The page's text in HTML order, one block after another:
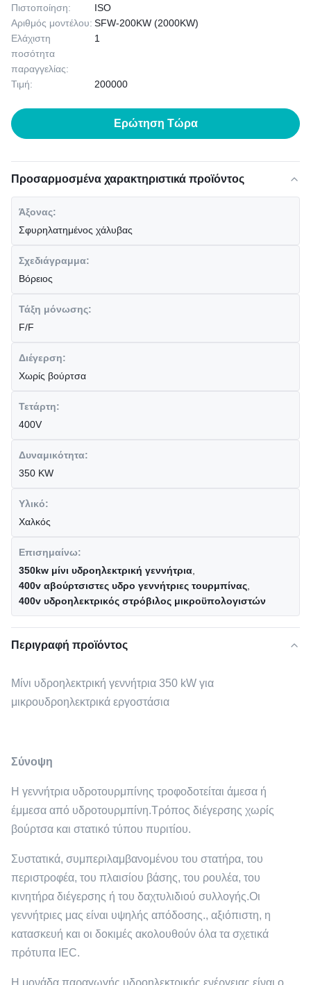
Πιστοποίηση:
ISO
Αριθμός μοντέλου: SFW-200KW (2000KW)
Ελάχιστη
ποσότητα
παραγγελίας:
1
Τιμή: 200000
Ερώτηση Τώρα
Προσαρμοσμένα χαρακτηριστικά προϊόντος
Άξονας:
Σφυρηλατημένος χάλυβας
Σχεδιάγραμμα:
Βόρειος
Τάξη μόνωσης:
F/F
Διέγερση:
Χωρίς βούρτσα
Τετάρτη:
400V
Δυναμικότητα:
350 KW
Υλικό:
Χαλκός
Επισημαίνω:
350kw μίνι υδροηλεκτρική γεννήτρια
400v αβούρτσιστες υδρο γεννήτριες τουρμπίνας
400v υδροηλεκτρικός στρόβιλος μικροϋπολογιστών
Περιγραφή προϊόντος
Μίνι υδροηλεκτρική γεννήτρια 350 kW για
μικρουδροηλεκτρικά εργοστάσια
Σύνοψη
Η γεννήτρια υδροτουρμπίνης τροφοδοτείται άμεσα ή
έμμεσα από υδροτουρμπίνη.Τρόπος διέγερσης χωρίς
βούρτσα και στατικό τύπου πυριτίου.
Συστατικά, συμπεριλαμβανομένου του στατήρα, του
περιστροφέα, του πλαισίου βάσης, του ρουλέα, του
κινητήρα διέγερσης ή του δαχτυλιδιού συλλογής.Οι
γεννήτριες μας είναι υψηλής απόδοσης., αξιόπιστη, η
κατασκευή και οι δοκιμές ακολουθούν όλα τα σχετικά
πρότυπα IEC.
Η μονάδα παραγωγής υδροηλεκτρικής ενέργειας είναι ο